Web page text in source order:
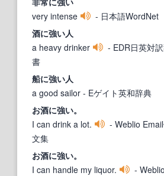
very intense
- 日本語WordNet
酒に強い人
a heavy drinker
- EDR日英対
書
船に強い人
a good sailor - Eゲイト英和辞典
お酒に強い。
I can drink a lot.
- Weblio
文集
お酒に強い。
I can handle my liquor.
- Weblio